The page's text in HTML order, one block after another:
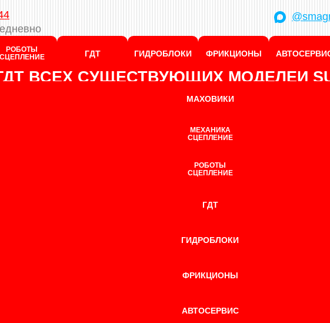
РОБОТЫ
СЦЕПЛЕНИЕ
ГДТ ГИДРОБЛОКИ ФРИКЦИОНЫ
МАХОВИКИ
МЕХАНИКА
СЦЕПЛЕНИЕ
РОБОТЫ
СЦЕПЛЕНИЕ
ГДТ
ГИДРОБЛОКИ
ФРИКЦИОНЫ
АВТОСЕРВИС
ВСЕХ СУЩЕСТВУЮЩИХ МОДЕЛЕЙ